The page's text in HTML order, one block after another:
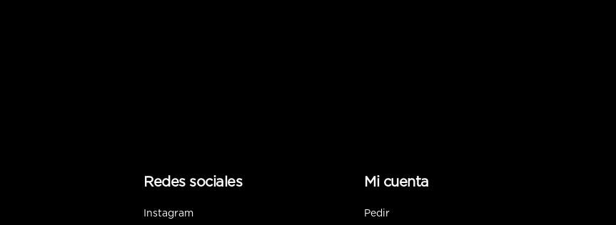
Redes sociales
Instagram
Mi cuenta
Pedir